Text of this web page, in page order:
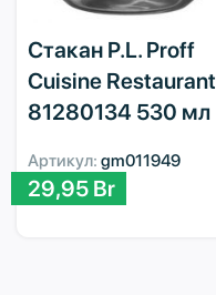
Стакан P.L. Proff
Cuisine Restaurant
81280134 530 мл
Артикул: gm011949
29,95 Br